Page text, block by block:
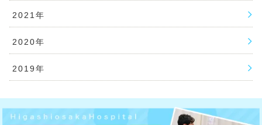
2021年
2020年
2019年